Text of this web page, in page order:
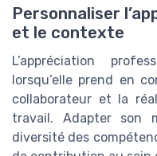
Personnaliser
et le contexte
L’appréciation
lorsqu’elle prend en
collaborateur et la
travail. Adapter son
diversité des